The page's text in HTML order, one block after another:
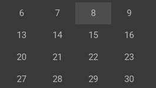
6 7 8 9
13 14 15 16
20 21 22 23
27 28 29 30